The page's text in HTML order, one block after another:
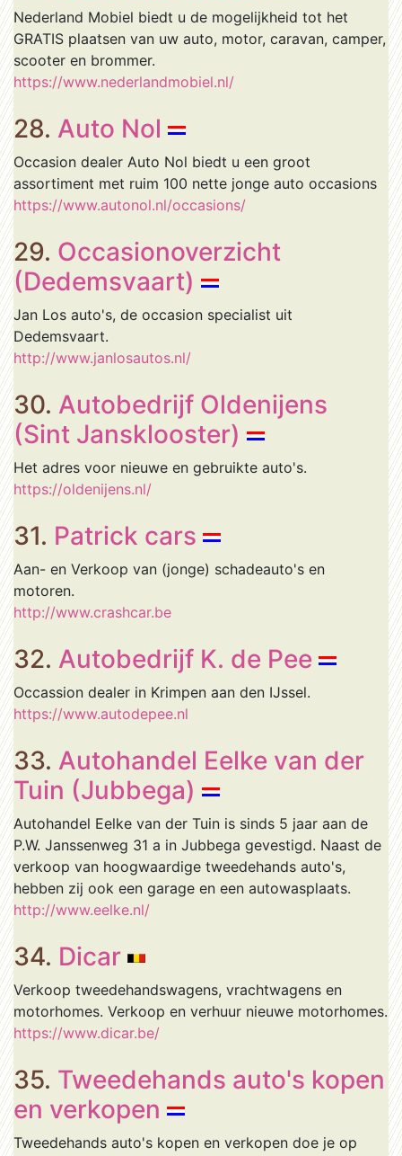
Nederland Mobiel biedt u de mogelijkheid tot het
GRATIS plaatsen van uw auto, motor, caravan, camper,
scooter en brommer.
https://www.nederlandmobiel.nl/
28. Auto Nol
Occasion dealer Auto Nol biedt u een groot
assortiment met ruim 100 nette jonge auto occasions
https://www.autonol.nl/occasions/
29. Occasionoverzicht
(Dedemsvaart)
Jan Los auto's, de occasion specialist uit
Dedemsvaart.
http://www.janlosautos.nl/
30. Autobedrijf Oldenijens
(Sint Jansklooster)
Het adres voor nieuwe en gebruikte auto's.
https://oldenijens.nl/
31. Patrick cars
Aan- en Verkoop van (jonge) schadeauto's en
motoren.
http://www.crashcar.be
32. Autobedrijf K. de Pee
Occassion dealer in Krimpen aan den IJssel.
https://www.autodepee.nl
33. Autohandel Eelke van der
Tuin (Jubbega)
Autohandel Eelke van der Tuin is sinds 5 jaar aan de
P.W. Janssenweg 31 a in Jubbega gevestigd. Naast de
verkoop van hoogwaardige tweedehands auto's,
hebben zij ook een garage en een autowasplaats.
http://www.eelke.nl/
34. Dicar
Verkoop tweedehandswagens, vrachtwagens en
motorhomes. Verkoop en verhuur nieuwe motorhomes.
https://www.dicar.be/
35. Tweedehands auto's kopen
en verkopen
Tweedehands auto's kopen en verkopen doe je op